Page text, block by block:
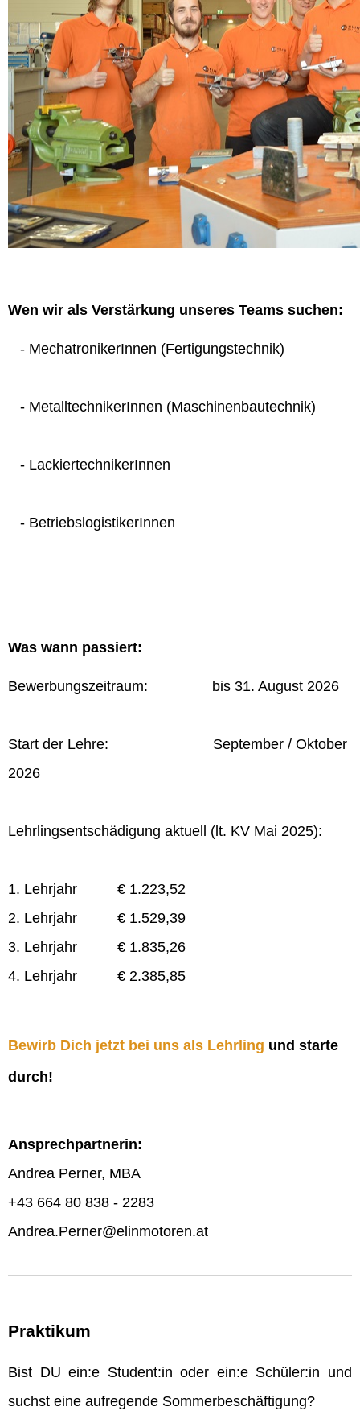
Wen wir als Verstärkung unseres Teams suchen:
- MechatronikerInnen (Fertigungstechnik)
- MetalltechnikerInnen (Maschinenbautechnik)
- LackiertechnikerInnen
- BetriebslogistikerInnen
Was wann passiert:
Bewerbungszeitraum: bis 31. August 2026
Start der Lehre: September / Oktober
2026
Lehrlingsentschädigung aktuell (lt. KV Mai 2025):
1. Lehrjahr € 1.223,52
2. Lehrjahr € 1.529,39
3. Lehrjahr € 1.835,26
4. Lehrjahr € 2.385,85
Bewirb Dich jetzt bei uns als Lehrling und starte
durch!
Ansprechpartnerin:
Andrea Perner, MBA
+43 664 80 838 - 2283
Andrea.Perner@elinmotoren.at
Praktikum
Bist DU ein:e Student:in oder ein:e Schüler:in und
suchst eine aufregende Sommerbeschäftigung?